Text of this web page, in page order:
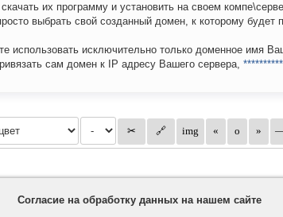
их программу и установить на своем
выбрать свой созданный домен, к которому будет
использовать исключительно только доменное имя
сам домен к IP адресу Вашего сервера, **********
Согласие на обработку данных на нашем сайте